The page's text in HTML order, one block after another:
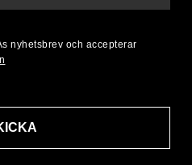
nyhetsbrev och accepterar